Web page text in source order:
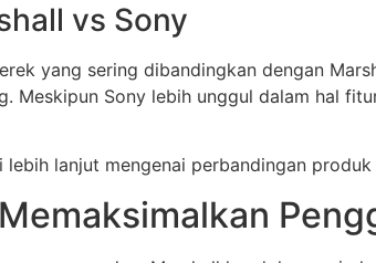
vs Sony
yang sering dibandingkan dengan
Meskipun Sony lebih unggul dalam hal
lebih lanjut mengenai perbandingan